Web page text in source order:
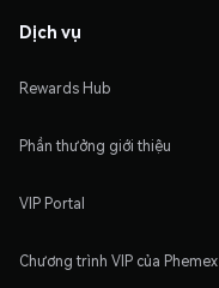
Dịch vụ
Rewards Hub
Phần thưởng giới thiệu
VIP Portal
Chương trình VIP của Phemex